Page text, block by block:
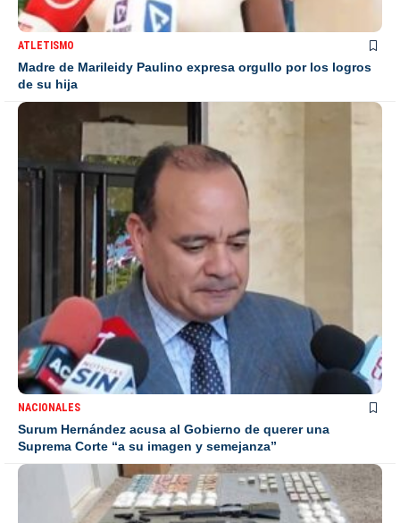
ATLETISMO
Madre de Marileidy Paulino expresa orgullo por los logros
de su hija
NACIONALES
Surum Hernández acusa al Gobierno de querer una
Suprema Corte “a su imagen y semejanza”